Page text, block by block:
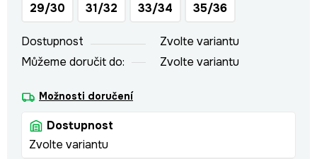
29/30 31/32 33/34 35/36
Dostupnost
Zvolte variantu
Můžeme doručit do:
Zvolte variantu
Možnosti doručení
Dostupnost
Zvolte variantu